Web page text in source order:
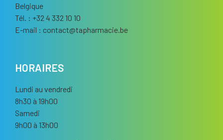
Belgique
Tél. : +32 4 332 10 10
E-mail : contact@tapharmacie.be
HORAIRES
Lundi au vendredi
8h30 à 19h00
Samedi
9h00 à 13h00